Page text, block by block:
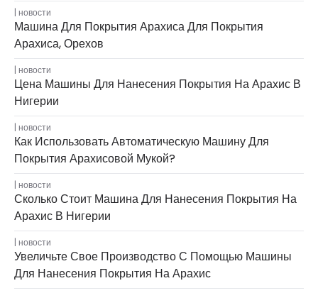
новости
Машина Для Покрытия Арахиса Для Покрытия
Арахиса, Орехов
новости
Цена Машины Для Нанесения Покрытия На Арахис В
Нигерии
новости
Как Использовать Автоматическую Машину Для
Покрытия Арахисовой Мукой?
новости
Сколько Стоит Машина Для Нанесения Покрытия На
Арахис В Нигерии
новости
Увеличьте Свое Производство С Помощью Машины
Для Нанесения Покрытия На Арахис